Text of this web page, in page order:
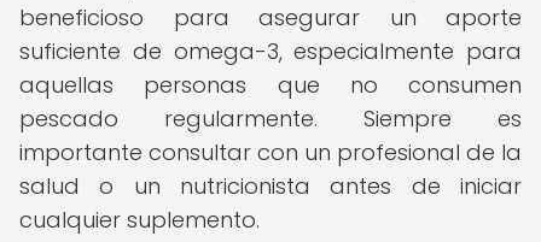
beneficioso para asegurar un aporte
suficiente de omega-3, especialmente para
aquellas personas que no consumen
pescado regularmente. Siempre es
importante consultar con un profesional de la
salud o un nutricionista antes de iniciar
cualquier suplemento.